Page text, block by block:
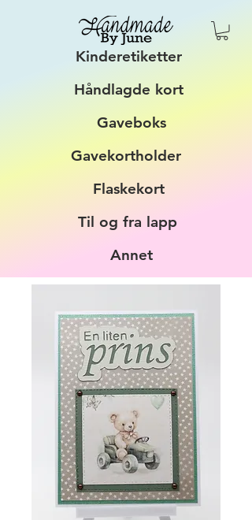
Kinderetiketter
Håndlagde kort
Gaveboks
Gavekortholder
Flaskekort
Til og fra lapp
Annet